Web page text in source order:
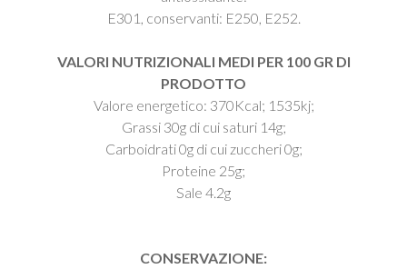
E301, conservanti: E250, E252.
VALORI NUTRIZIONALI MEDI PER 100 GR DI
PRODOTTO
Valore energetico: 370Kcal; 1535kj;
Grassi 30g di cui saturi 14g;
Carboidrati 0g di cui zuccheri 0g;
Proteine 25g;
Sale 4.2g
CONSERVAZIONE: